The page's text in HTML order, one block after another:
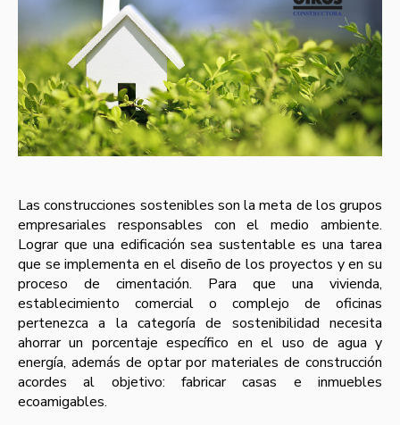
Las construcciones sostenibles son la meta de los grupos
empresariales responsables con el medio ambiente.
Lograr que una edificación sea sustentable es una tarea
que se implementa en el diseño de los proyectos y en su
proceso de cimentación. Para que una vivienda,
establecimiento comercial o complejo de oficinas
pertenezca a la categoría de sostenibilidad necesita
ahorrar un porcentaje específico en el uso de agua y
energía, además de optar por materiales de construcción
acordes al objetivo: fabricar casas e inmuebles
ecoamigables.